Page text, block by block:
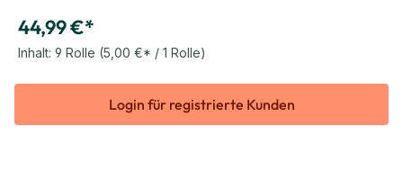
44,99 €*
Inhalt: 9 Rolle (5,00 €* / 1 Rolle)
Login für registrierte Kunden